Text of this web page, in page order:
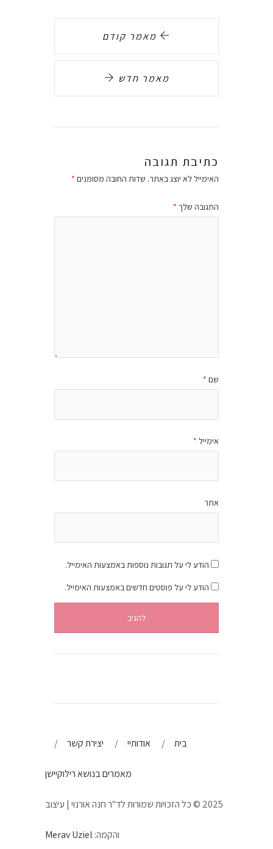
מאמר קודם
מאמר חדש
כתיבת תגובה
האימייל לא יוצג באתר. שדות החובה מסומנים *
התגובה שלך *
שם *
אימייל *
אתר
הודע לי על תגובות נוספות באמצעות האימייל.
הודע לי על פוסטים חדשים באמצעות האימייל.
בית אודותיי יצירת קשר
מאמרים בנושא רילוקיישן
2025 © כל הזכויות שמורות לד"ר חנה אורנוי | עיצוב
והקמה: Merav Uziel